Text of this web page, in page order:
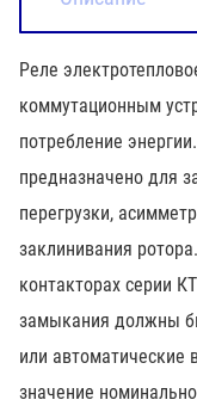
Реле
коммутационным
потребление
предназначено для
перегрузки,
заклинивания
контакторах серии
замыкания должны
или автоматические
значение